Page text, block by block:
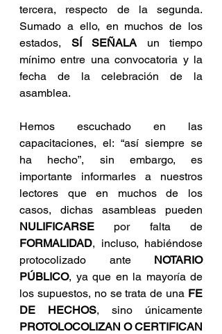
tercera, respecto de la segunda.
Sumado a ello, en muchos de los
estados, SÍ SEÑALA un tiempo
mínimo entre una convocatoria y la
fecha de la celebración de la
asamblea.
Hemos escuchado en las
capacitaciones, el: “así siempre se
ha hecho”, sin embargo, es
importante informarles a nuestros
lectores que en muchos de los
NULIFICARSE
FORMALIDAD, incluso, habiéndose
protocolizado ante NOTARIO
PÚBLICO, ya que en la mayoría de
los supuestos, no se trata de una FE
DE HECHOS
PROTOLOCOLIZAN O CERTIFICAN